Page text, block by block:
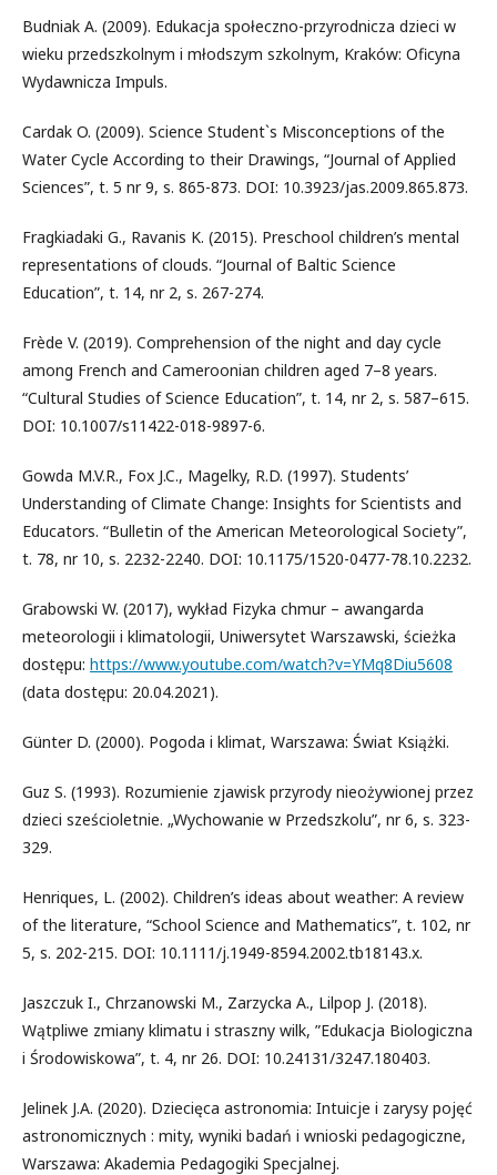
Budniak A. (2009). Edukacja społeczno-przyrodnicza dzieci w
wieku przedszkolnym i młodszym szkolnym, Kraków: Oficyna
Wydawnicza Impuls.
Cardak O. (2009). Science Student`s Misconceptions of the
Water Cycle According to their Drawings, “Journal of Applied
Sciences”, t. 5 nr 9, s. 865-873. DOI: 10.3923/jas.2009.865.873.
Fragkiadaki G., Ravanis K. (2015). Preschool children’s mental
representations of clouds. “Journal of Baltic Science
Education”, t. 14, nr 2, s. 267-274.
Frède V. (2019). Comprehension of the night and day cycle
among French and Cameroonian children aged 7–8 years.
“Cultural Studies of Science Education”, t. 14, nr 2, s. 587–615.
DOI: 10.1007/s11422-018-9897-6.
Gowda M.V.R., Fox J.C., Magelky, R.D. (1997). Students’
Understanding of Climate Change: Insights for Scientists and
Educators. “Bulletin of the American Meteorological Society”,
t. 78, nr 10, s. 2232-2240. DOI: 10.1175/1520-0477-78.10.2232.
Grabowski W. (2017), wykład Fizyka chmur – awangarda
meteorologii i klimatologii, Uniwersytet Warszawski, ścieżka
dostępu: https://www.youtube.com/watch?v=YMq8Diu5608
(data dostępu: 20.04.2021).
Günter D. (2000). Pogoda i klimat, Warszawa: Świat Książki.
Guz S. (1993). Rozumienie zjawisk przyrody nieożywionej przez
dzieci sześcioletnie. „Wychowanie w Przedszkolu”, nr 6, s. 323-
329.
Henriques, L. (2002). Children’s ideas about weather: A review
of the literature, “School Science and Mathematics”, t. 102, nr
5, s. 202-215. DOI: 10.1111/j.1949-8594.2002.tb18143.x.
Jaszczuk I., Chrzanowski M., Zarzycka A., Lilpop J. (2018).
Wątpliwe zmiany klimatu i straszny wilk, ”Edukacja Biologiczna
i Środowiskowa”, t. 4, nr 26. DOI: 10.24131/3247.180403.
Jelinek J.A. (2020). Dziecięca astronomia: Intuicje i zarysy pojęć
astronomicznych : mity, wyniki badań i wnioski pedagogiczne,
Warszawa: Akademia Pedagogiki Specjalnej.